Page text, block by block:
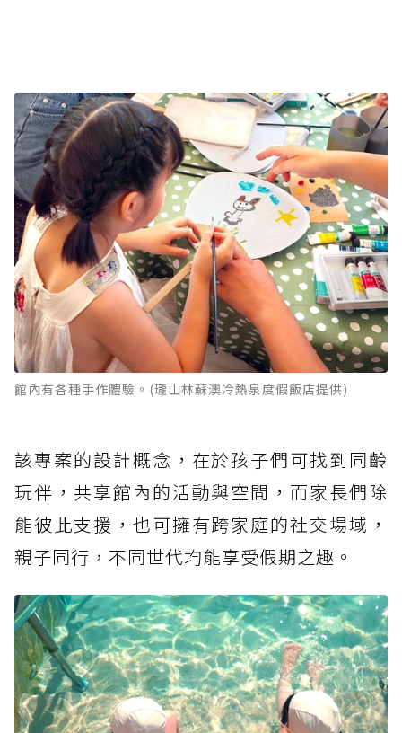
館內有各種手作體驗。(瓏山林蘇澳冷熱泉度假飯店提供)
該專案的設計概念，在於孩子們可找到同齡
玩伴，共享館內的活動與空間，而家長們除
能彼此支援，也可擁有跨家庭的社交場域，
親子同行，不同世代均能享受假期之趣。